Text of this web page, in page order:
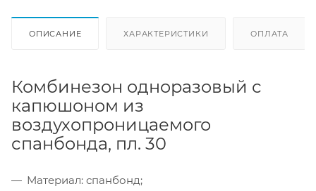
ОПИСАНИЕ ХАРАКТЕРИСТИКИ ОПЛАТА
Комбинезон одноразовый с
капюшоном из
воздухопроницаемого
спанбонда, пл. 30
Материал: спанбонд;